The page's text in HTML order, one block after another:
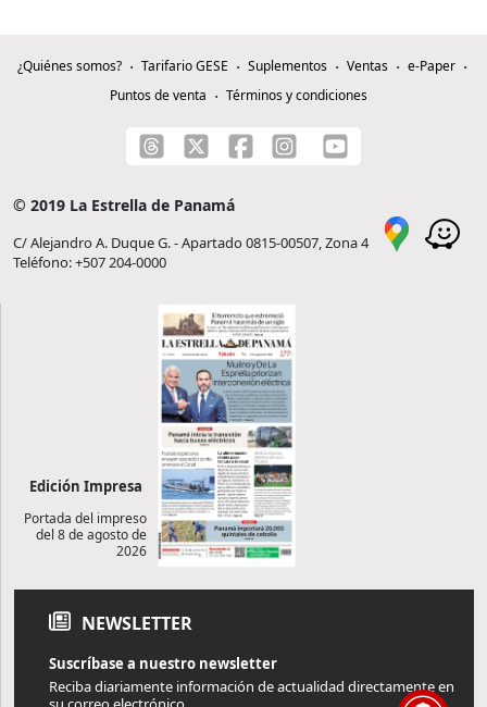
¿Quiénes somos? Tarifario GESE Suplementos Ventas
e-Paper
Puntos de venta
Términos y condiciones
© 2019 La Estrella de Panamá
C/ Alejandro A. Duque G. - Apartado 0815-00507, Zona 4
Teléfono: +507 204-0000
Edición Impresa
Portada del impreso
del 8 de agosto de
2026
NEWSLETTER
Suscríbase a nuestro newsletter
Reciba diariamente información de actualidad directamente en